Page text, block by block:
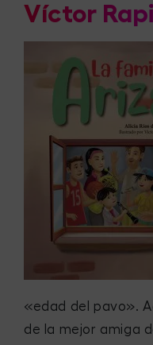
Víctor
«edad del pavo».
de la mejor amiga